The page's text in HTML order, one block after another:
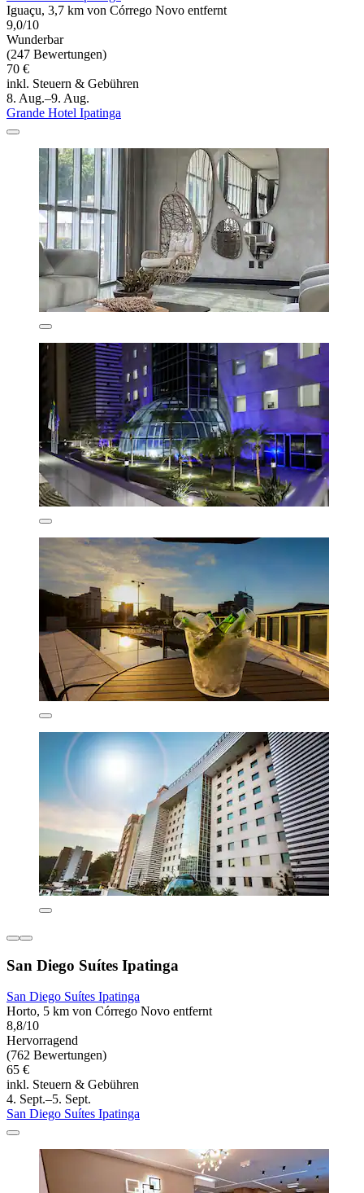
Iguaçu, 3,7 km von Córrego Novo entfernt
9,0/10
Wunderbar
(247 Bewertungen)
70 €
inkl. Steuern & Gebühren
8. Aug.–9. Aug.
Grande Hotel Ipatinga
San Diego Suítes Ipatinga
San Diego Suítes Ipatinga
Horto, 5 km von Córrego Novo entfernt
8,8/10
Hervorragend
(762 Bewertungen)
65 €
inkl. Steuern & Gebühren
4. Sept.–5. Sept.
San Diego Suítes Ipatinga